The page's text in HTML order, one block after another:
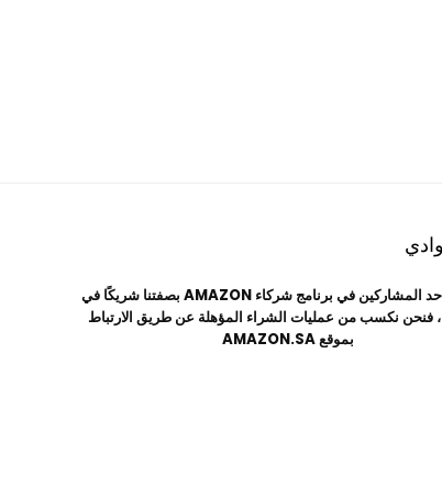
اكوادي أحد المشاركين في برنامج شركاء AMAZON بصفتنا شريكًا في
فنحن نكسب من عمليات الشراء المؤهلة عن طريق الارتباط
بموقع AMAZON.SA